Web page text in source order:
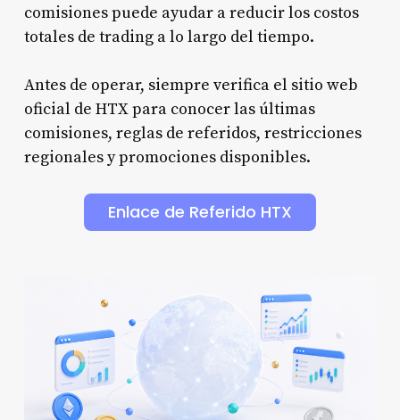
comisiones puede ayudar a reducir los costos
totales de trading a lo largo del tiempo.
Antes de operar, siempre verifica el sitio web
oficial de HTX para conocer las últimas
comisiones, reglas de referidos, restricciones
regionales y promociones disponibles.
Enlace de Referido HTX